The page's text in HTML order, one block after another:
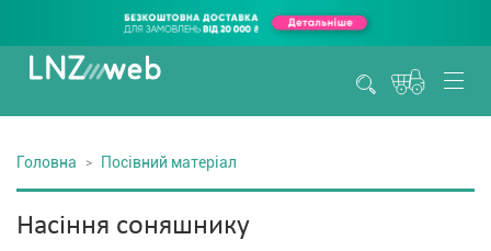
Головна Посівний матеріал
Насіння соняшнику